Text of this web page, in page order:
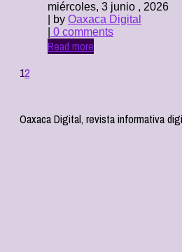
miércoles, 3 junio , 2026
| by Oaxaca Digital
0 comments
Read more
12
Oaxaca Digital, revista informativa